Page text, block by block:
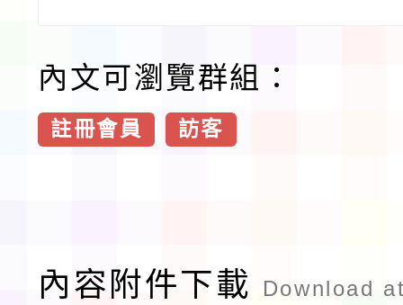
內文可瀏覽群組：
註冊會員 訪客
內容附件下載 Download